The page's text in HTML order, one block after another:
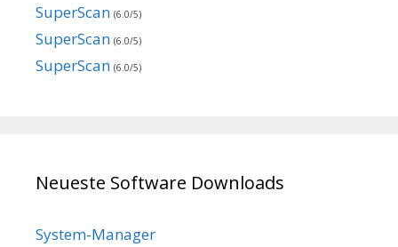
SuperScan (6.0/5)
SuperScan (6.0/5)
SuperScan (6.0/5)
Neueste Software Downloads
System-Manager